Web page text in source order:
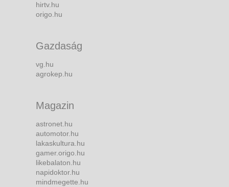
hirtv.hu
origo.hu
Gazdaság
vg.hu
agrokep.hu
Magazin
astronet.hu
automotor.hu
lakaskultura.hu
gamer.origo.hu
likebalaton.hu
napidoktor.hu
mindmegette.hu